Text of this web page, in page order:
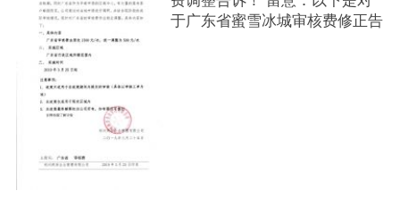
于广东省蜜雪冰城审核费修正告